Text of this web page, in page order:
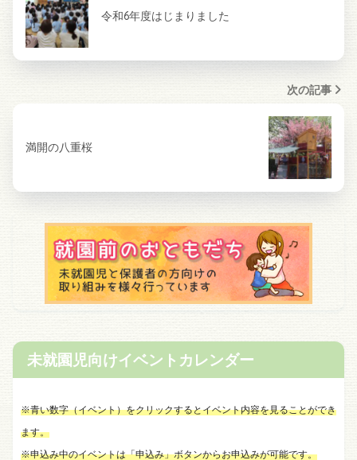
令和6年度はじまりました
次の記事
満開の八重桜
未就園児向けイベントカレンダー
※青い数字（イベント）をクリックするとイベント内容を見ることができ
ます。
※申込み中のイベントは「申込み」ボタンからお申込みが可能です。